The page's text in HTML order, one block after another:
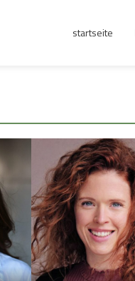
startseite